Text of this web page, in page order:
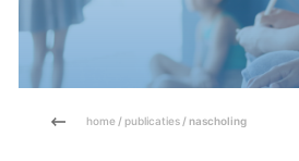
home / publicaties / nascholing